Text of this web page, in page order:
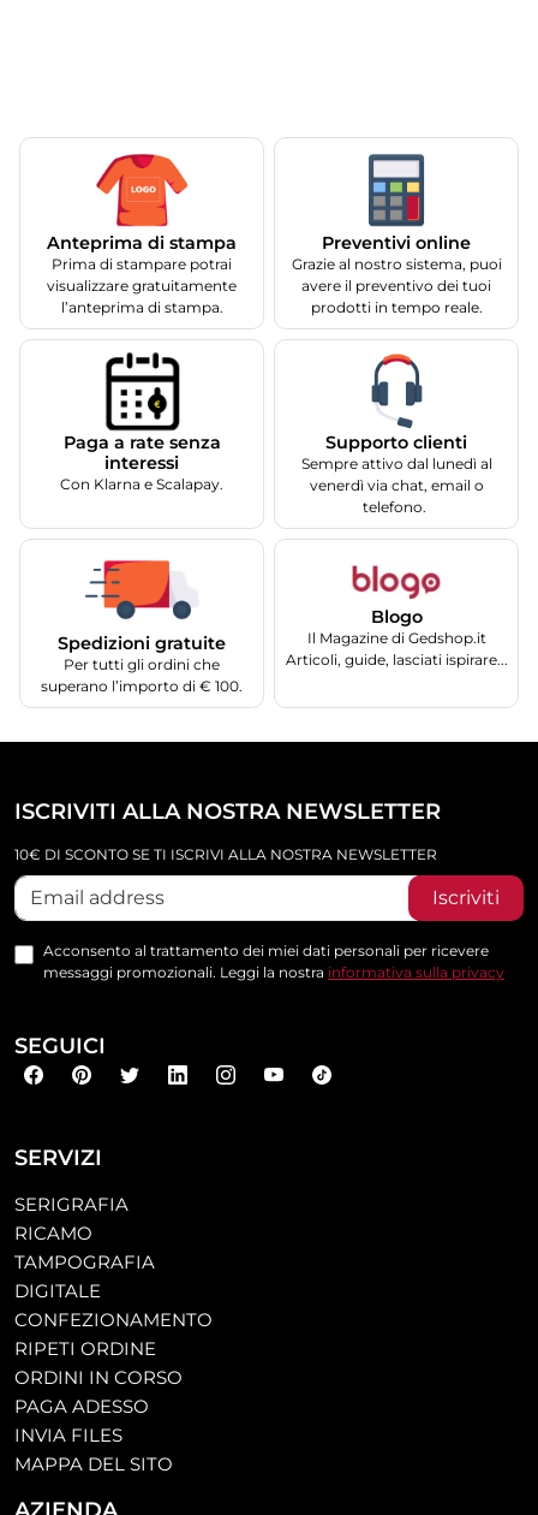
Anteprima di stampa
Prima di stampare potrai
visualizzare gratuitamente
l’anteprima di stampa.
Preventivi online
Grazie al nostro sistema, puoi
avere il preventivo dei tuoi
prodotti in tempo reale.
Paga a rate senza
interessi
Con Klarna e Scalapay.
Supporto clienti
Sempre attivo dal lunedì al
venerdì via chat, email o
telefono.
Spedizioni gratuite
Per tutti gli ordini che
superano l’importo di € 100.
Blogo
Il Magazine di Gedshop.it
Articoli, guide, lasciati ispirare...
SERVIZI
SERIGRAFIA
RICAMO
TAMPOGRAFIA
DIGITALE
CONFEZIONAMENTO
RIPETI ORDINE
ORDINI IN CORSO
PAGA ADESSO
INVIA FILES
MAPPA DEL SITO
ISCRIVITI ALLA NOSTRA NEWSLETTER
10€ DI SCONTO SE TI ISCRIVI ALLA NOSTRA NEWSLETTER
Iscriviti
Acconsento al trattamento dei miei dati personali per ricevere
messaggi promozionali. Leggi la nostra informativa sulla privacy
SEGUICI